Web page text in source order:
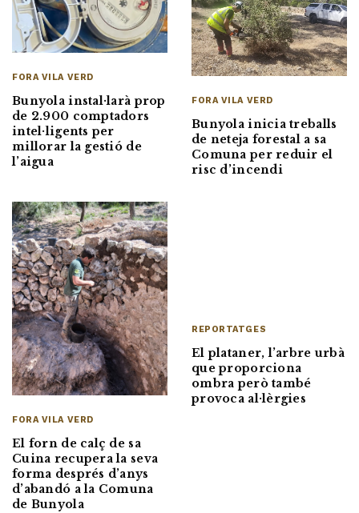
FORA VILA VERD
Bunyola instal·larà prop
de 2.900 comptadors
intel·ligents per
millorar la gestió de
l’aigua
FORA VILA VERD
Bunyola inicia treballs
de neteja forestal a sa
Comuna per reduir el
risc d’incendi
FORA VILA VERD
El forn de calç de sa
Cuina recupera la seva
forma després d’anys
d’abandó a la Comuna
de Bunyola
REPORTATGES
El plataner, l’arbre urbà
que proporciona
ombra però també
provoca al·lèrgies